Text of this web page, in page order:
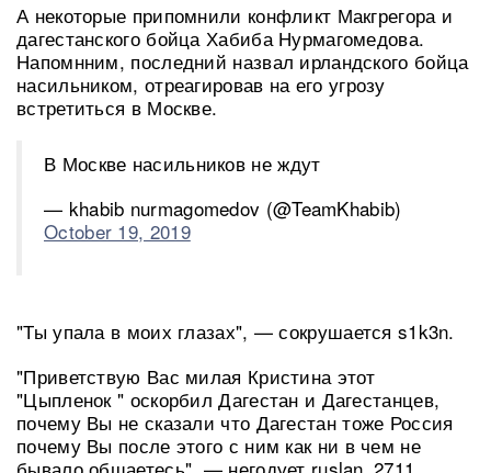
А некоторые припомнили конфликт Макгрегора и
дагестанского бойца Хабиба Нурмагомедова.
Напомнним, последний назвал ирландского бойца
насильником, отреагировав на его угрозу
встретиться в Москве.
В Москве насильников не ждут
— khabib nurmagomedov (@TeamKhabib)
October 19, 2019
"Ты упала в моих глазах", — сокрушается s1k3n.
"Приветствую Вас милая Кристина этот
"Цыпленок " оскорбил Дагестан и Дагестанцев,
почему Вы не сказали что Дагестан тоже Россия
почему Вы после этого с ним как ни в чем не